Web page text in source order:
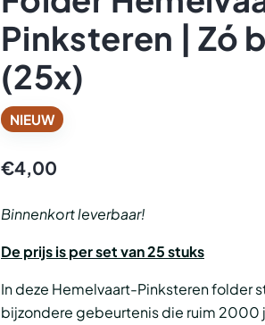
Pinksteren | Zó
(25x)
NIEUW
€4,00
Binnenkort leverbaar!
De prijs is per set van 25 stuks
In deze Hemelvaart-Pinksteren folder
bijzondere gebeurtenis die ruim 2000